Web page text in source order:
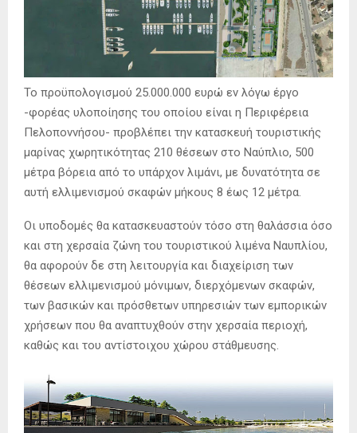
Το προϋπολογισμού 25.000.000 ευρώ εν λόγω έργο
-φορέας υλοποίησης του οποίου είναι η Περιφέρεια
Πελοποννήσου- προβλέπει την κατασκευή τουριστικής
μαρίνας χωρητικότητας 210 θέσεων στο Ναύπλιο, 500
μέτρα βόρεια από το υπάρχον λιμάνι, με δυνατότητα σε
αυτή ελλιμενισμού σκαφών μήκους 8 έως 12 μέτρα.
Οι υποδομές θα κατασκευαστούν τόσο στη θαλάσσια όσο
και στη χερσαία ζώνη του τουριστικού λιμένα Ναυπλίου,
θα αφορούν δε στη λειτουργία και διαχείριση των
θέσεων ελλιμενισμού μόνιμων, διερχόμενων σκαφών,
των βασικών και πρόσθετων υπηρεσιών των εμπορικών
χρήσεων που θα αναπτυχθούν στην χερσαία περιοχή,
καθώς και του αντίστοιχου χώρου στάθμευσης.